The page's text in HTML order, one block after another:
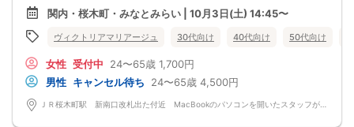
イベントスタート！
ＪＲ桜木町駅 新南口改札出た付近 →自己紹介をしながら、野毛に向かいま
す！！
16:45
本日の出会いをこれからも大切にしていただけたら嬉しいです。
ご飲食は別途自己負担になります。
比率が偏る場合もございます。
比率は調整されていません。ご理解の上ご参加をお願い致します。
ﾟ･:,｡ﾟ･:,｡★ﾟ･:,｡ﾟ･:,｡☆ﾟ･:,｡ﾟ･:,｡★ﾟ･:,｡ﾟ･:,｡☆ﾟ･:,｡ﾟ･:,｡★ﾟ･:
関内・桜木町・みなとみらい | 10月3日(土) 14:45〜
ヴィクトリアマリアージュ 30代向け 40代向け 50代向け
女性 受付中 24〜65歳 1,700円
男性 キャンセル待ち 24〜65歳 4,500円